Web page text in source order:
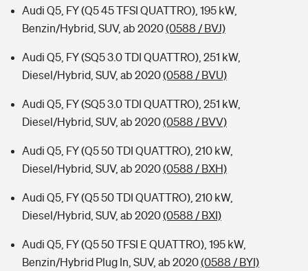
Audi Q5, FY (Q5 45 TFSI QUATTRO), 195 kW,
Benzin/Hybrid, SUV, ab 2020(0588 / BVJ)
Audi Q5, FY (SQ5 3.0 TDI QUATTRO), 251 kW,
Diesel/Hybrid, SUV, ab 2020(0588 / BVU)
Audi Q5, FY (SQ5 3.0 TDI QUATTRO), 251 kW,
Diesel/Hybrid, SUV, ab 2020(0588 / BVV)
Audi Q5, FY (Q5 50 TDI QUATTRO), 210 kW,
Diesel/Hybrid, SUV, ab 2020(0588 / BXH)
Audi Q5, FY (Q5 50 TDI QUATTRO), 210 kW,
Diesel/Hybrid, SUV, ab 2020(0588 / BXI)
Audi Q5, FY (Q5 50 TFSI E QUATTRO), 195 kW,
Benzin/Hybrid Plug In, SUV, ab 2020(0588 / BYI)